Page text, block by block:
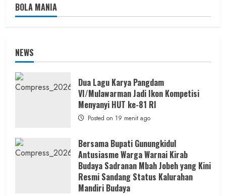
BOLA MANIA
NEWS
Dua Lagu Karya Pangdam
VI/Mulawarman Jadi Ikon Kompetisi
Menyanyi HUT ke-81 RI
Posted on 19 menit ago
Bersama Bupati Gunungkidul
Antusiasme Warga Warnai Kirab
Budaya Sadranan Mbah Jobeh yang Kini
Resmi Sandang Status Kalurahan
Mandiri Budaya